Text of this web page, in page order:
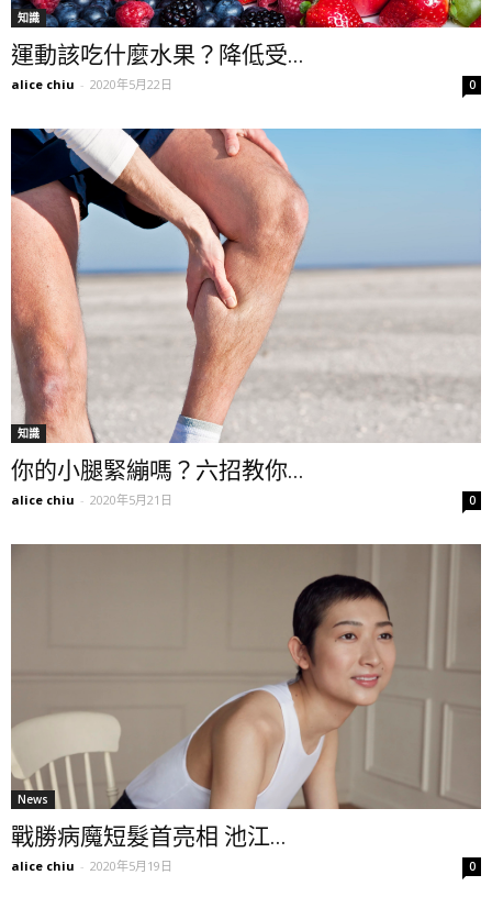
知識
運動該吃什麼水果？降低受...
alice chiu - 2020年5月22日 0
知識
你的小腿緊繃嗎？六招教你...
alice chiu - 2020年5月21日 0
News
戰勝病魔短髮首亮相 池江...
alice chiu - 2020年5月19日 0